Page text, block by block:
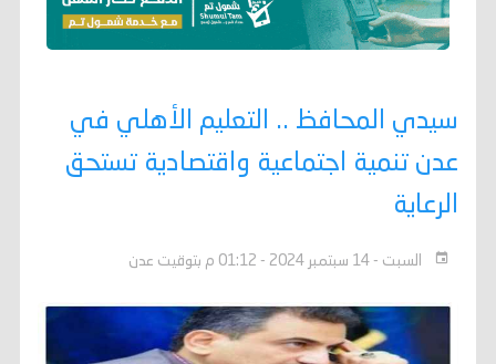
سيدي المحافظ .. التعليم الأهلي في
عدن تنمية اجتماعية واقتصادية تستحق
الرعاية
السبت - 14 سبتمبر 2024 - 01:12 م بتوقيت عدن